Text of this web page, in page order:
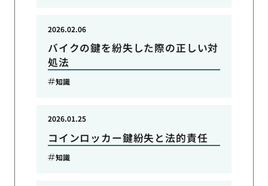
バイクの鍵を紛失した際の正しい対
処法
2026.02.06
知識
コインロッカー鍵紛失と法的責任
2026.01.25
知識